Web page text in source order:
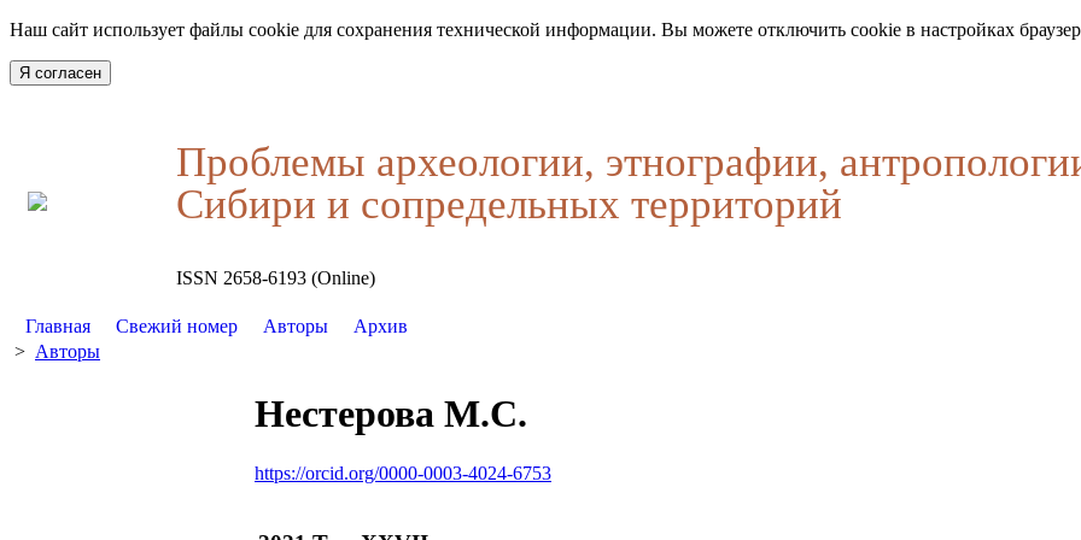
Наш сайт использует файлы cookie для сохранения технической информации. Вы можете отключить cookie в настройках
Я согласен
Проблемы археологии, этнографии,
Сибири и сопредельных территорий
ISSN 2658-6193 (Online)
Главная Свежий номер Авторы
Архив
> Авторы
Нестерова М.С.
https://orcid.org/0000-0003-4024-6753